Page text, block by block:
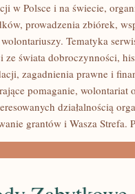
w Polsce i na świecie,
prowadzenia zbiórek,
Tematyka
ze świata dobroczynności,
zagadnienia prawne i
pomaganie, wolontariat
działalnością
grantów i Wasza Strefa.